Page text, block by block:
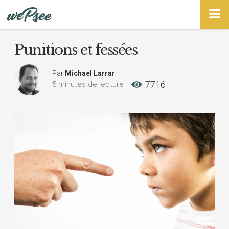
Punitions et fessées
Par Michael Larrar
5 minutes de lecture 7716